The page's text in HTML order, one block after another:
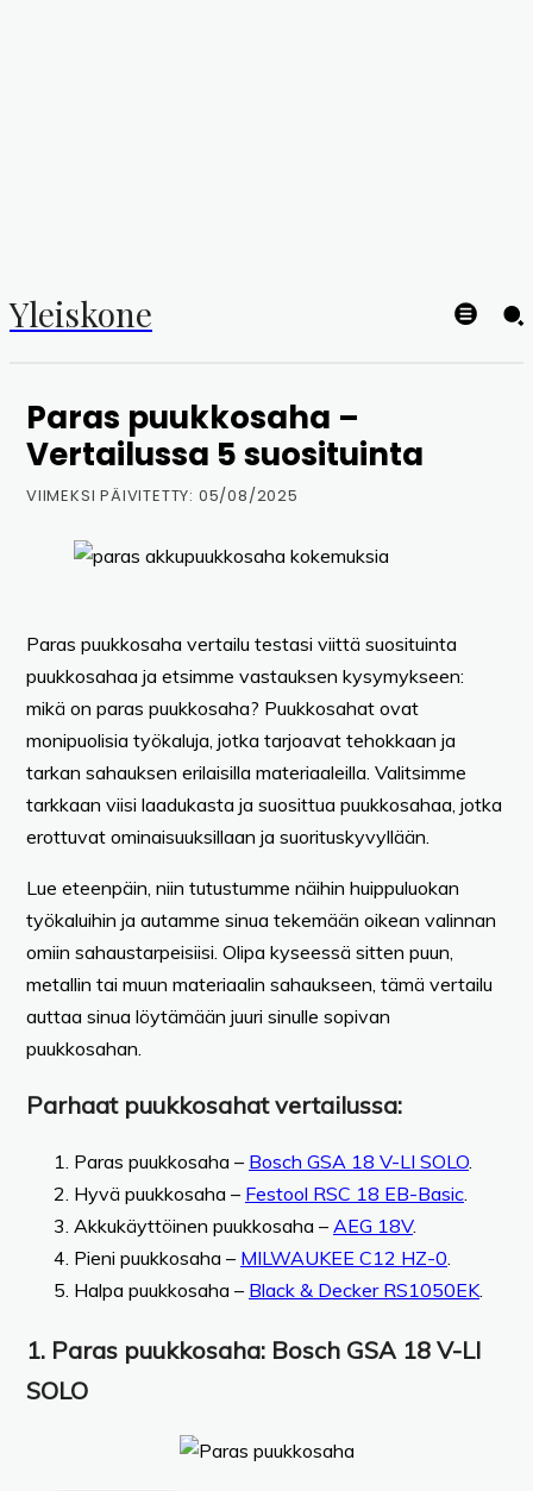
Yleiskone
Paras puukkosaha –
Vertailussa 5 suosituinta
VIIMEKSI PÄIVITETTY: 05/08/2025
Paras puukkosaha vertailu testasi viittä suosituinta
puukkosahaa ja etsimme vastauksen kysymykseen:
mikä on paras puukkosaha? Puukkosahat ovat
monipuolisia työkaluja, jotka tarjoavat tehokkaan ja
tarkan sahauksen erilaisilla materiaaleilla. Valitsimme
tarkkaan viisi laadukasta ja suosittua puukkosahaa, jotka
erottuvat ominaisuuksillaan ja suorituskyvyllään.
Lue eteenpäin, niin tutustumme näihin huippuluokan
työkaluihin ja autamme sinua tekemään oikean valinnan
omiin sahaustarpeisiisi. Olipa kyseessä sitten puun,
metallin tai muun materiaalin sahaukseen, tämä vertailu
auttaa sinua löytämään juuri sinulle sopivan
puukkosahan.
Parhaat puukkosahat vertailussa:
Paras puukkosaha – Bosch GSA 18 V-LI SOLO
Hyvä puukkosaha – Festool RSC 18 EB-Basic
Akkukäyttöinen puukkosaha – AEG 18V.
Pieni puukkosaha – MILWAUKEE C12 HZ-0
Halpa puukkosaha – Black & Decker RS1050EK
1. Paras puukkosaha: Bosch GSA 18 V-LI
SOLO